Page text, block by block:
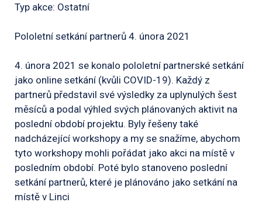
Typ akce: Ostatní
Pololetní setkání partnerů 4. února 2021
4. února 2021 se konalo pololetní partnerské setkání
jako online setkání (kvůli COVID-19). Každý z
partnerů představil své výsledky za uplynulých šest
měsíců a podal výhled svých plánovaných aktivit na
poslední období projektu. Byly řešeny také
nadcházející workshopy a my se snažíme, abychom
tyto workshopy mohli pořádat jako akci na místě v
posledním období. Poté bylo stanoveno poslední
setkání partnerů, které je plánováno jako setkání na
místě v Linci